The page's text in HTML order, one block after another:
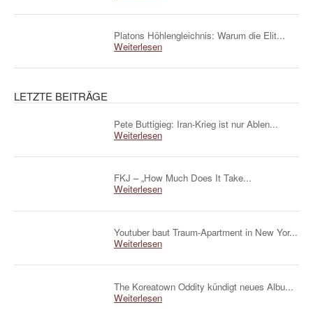
Platons Höhlengleichnis: Warum die Elit...
Weiterlesen
LETZTE BEITRÄGE
Pete Buttigieg: Iran-Krieg ist nur Ablen...
Weiterlesen
FKJ – „How Much Does It Take...
Weiterlesen
Youtuber baut Traum-Apartment in New Yor...
Weiterlesen
The Koreatown Oddity kündigt neues Albu...
Weiterlesen